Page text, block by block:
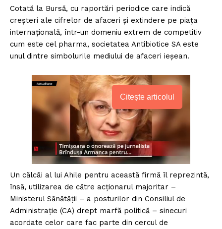
Cotată la Bursă, cu raportări periodice care indică
creșteri ale cifrelor de afaceri și extindere pe piața
internațională, într-un domeniu extrem de competitiv
cum este cel pharma, societatea Antibiotice SA este
unul dintre simbolurile mediului de afaceri ieșean.
Citește articolul
Un călcâi al lui Ahile pentru această firmă îl reprezintă,
însă, utilizarea de către acționarul majoritar –
Ministerul Sănătății – a posturilor din Consiliul de
Administrație (CA) drept marfă politică – sinecuri
acordate celor care fac parte din cercul de